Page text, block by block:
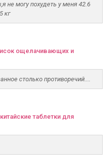
не могу похудеть у меня 42.6
кг
ощелачивающих и
столько противоречий....
таблетки для